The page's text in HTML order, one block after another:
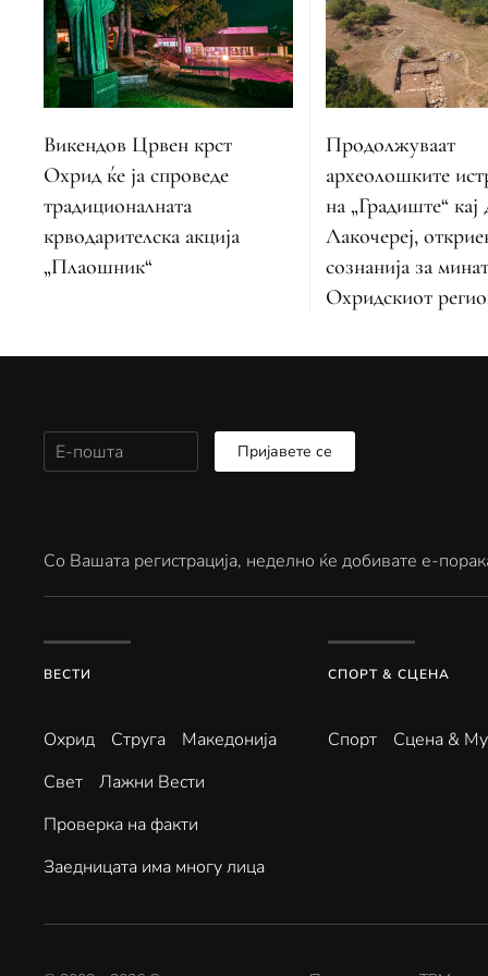
Викендов Црвен крст
Охрид ќе ја спроведе
традиционалната
крводарителска акција
„Плаошник“
Продолжуваат
археолошките
на „Градиште“
Лакочереј,
сознанија за
Охридскиот
Пријавете се
Со Вашата регистрација, неделно ќе добивате е-
ВЕСТИ
Охрид Струга
Македонија
Свет
Лажни Вести
Проверка на факти
Заедницата има многу лица
СПОРТ & СЦЕНА
Спорт Сцена &